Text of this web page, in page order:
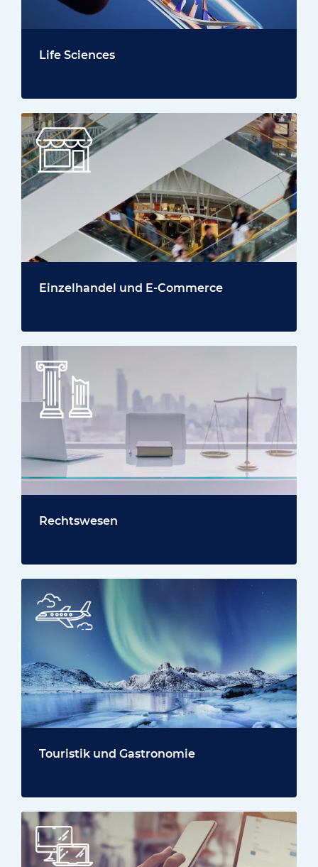
Life Sciences
Einzelhandel und E-Commerce
Rechtswesen
Touristik und Gastronomie